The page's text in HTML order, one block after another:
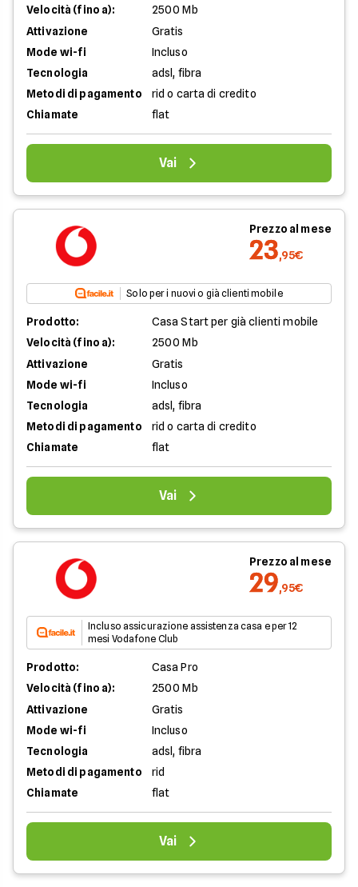
Velocità (fino a):
2500 Mb
Attivazione
Gratis
Mode wi-fi
Incluso
Tecnologia
adsl, fibra
Metodi di pagamento
rid o carta di credito
Chiamate
flat
Vai
Prezzo al mese
23,95€
Solo per i nuovi o già clienti mobile
Prodotto:
Casa Start per già clienti mobile
Velocità (fino a):
2500 Mb
Attivazione
Gratis
Mode wi-fi
Incluso
Tecnologia
adsl, fibra
Metodi di pagamento
rid o carta di credito
Chiamate
flat
Vai
Prezzo al mese
29,95€
Incluso assicurazione assistenza casa e per 12
mesi Vodafone Club
Prodotto:
Casa Pro
Velocità (fino a):
2500 Mb
Attivazione
Gratis
Mode wi-fi
Incluso
Tecnologia
adsl, fibra
Metodi di pagamento
rid
Chiamate
flat
Vai